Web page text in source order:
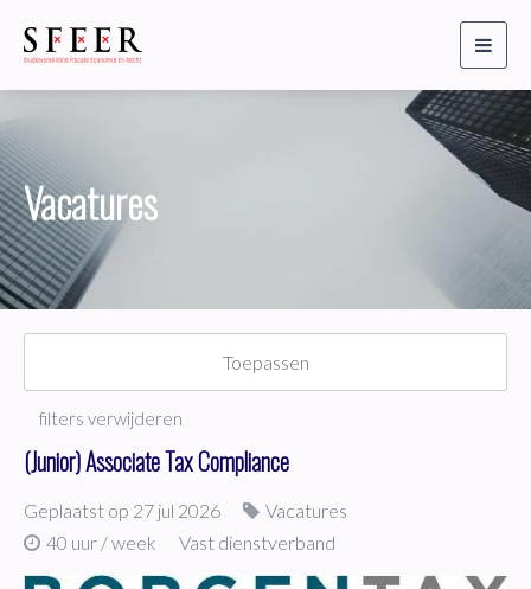
Toggle
Vacatures
Toepassen
filters verwijderen
(Junior) Associate Tax Compliance
Geplaatst op 27 jul 2026
Vacatures
40 uur / week
Vast dienstverband